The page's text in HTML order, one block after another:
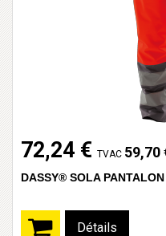
72,24 € TVAC 59,70
DASSY® SOLA
Détails